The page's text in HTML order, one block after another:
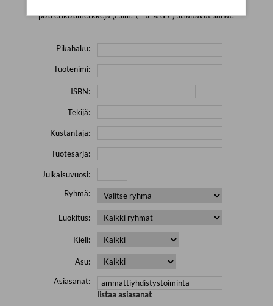
pois erikoismerkkejä (esim. \' " # % & / ) sisältävät sanat.
Pikahaku:
Tuotenimi:
ISBN:
Tekijä:
Kustantaja:
Tuotesarja:
Julkaisuvuosi:
Ryhmä:
Luokitus:
Kieli:
Asu:
Asiasanat:
listaa asiasanat